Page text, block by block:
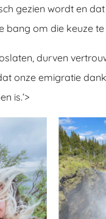
gezien wordt en
bang om die keuze
durven
onze emigratie
is.’>